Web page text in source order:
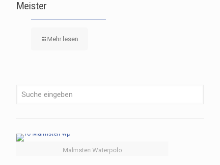
Meister
Mehr lesen
Malmsten Waterpolo